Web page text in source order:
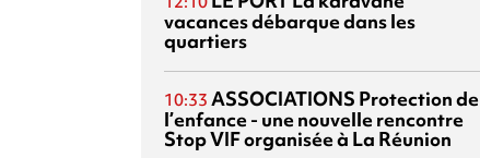
vacances débarque dans les
quartiers
10:33 ASSOCIATIONS Protection de
l’enfance - une nouvelle rencontre
Stop VIF organisée à La Réunion